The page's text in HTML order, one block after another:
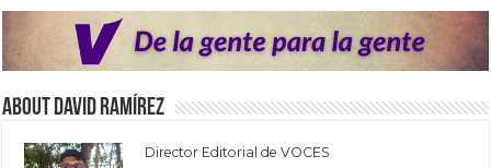
About David Ramírez
Director Editorial de VOCES